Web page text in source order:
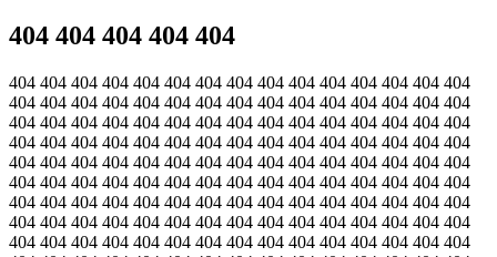
404 404 404 404 404
404 404 404 404 404 404 404 404 404 404 404 404 404 404 404
404 404 404 404 404 404 404 404 404 404 404 404 404 404 404
404 404 404 404 404 404 404 404 404 404 404 404 404 404 404
404 404 404 404 404 404 404 404 404 404 404 404 404 404 404
404 404 404 404 404 404 404 404 404 404 404 404 404 404 404
404 404 404 404 404 404 404 404 404 404 404 404 404 404 404
404 404 404 404 404 404 404 404 404 404 404 404 404 404 404
404 404 404 404 404 404 404 404 404 404 404 404 404 404 404
404 404 404 404 404 404 404 404 404 404 404 404 404 404 404